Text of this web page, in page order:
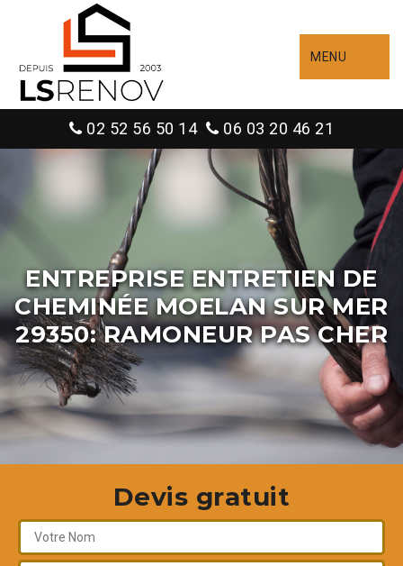
MENU
02 52 56 50 14 06 03 20 46 21
ENTREPRISE ENTRETIEN DE
CHEMINÉE MOELAN SUR MER
29350: RAMONEUR PAS CHER
Devis gratuit